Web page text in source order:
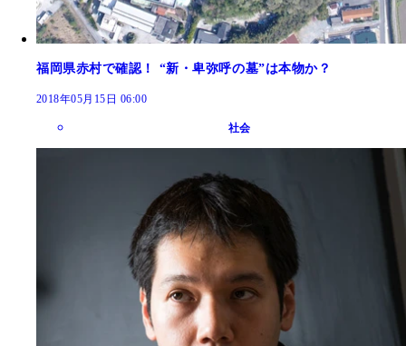
福岡県赤村で確認！ “新・卑弥呼の墓”は本物か？
2018年05月15日 06:00
社会